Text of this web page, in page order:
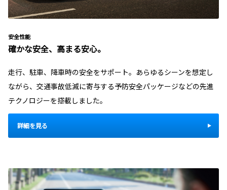
安全性能
確かな安全、高まる安心。
走行、駐車、降車時の安全をサポート。あらゆるシーンを想定し
ながら、交通事故低減に寄与する予防安全パッケージなどの先進
テクノロジーを搭載しました。
詳細を見る